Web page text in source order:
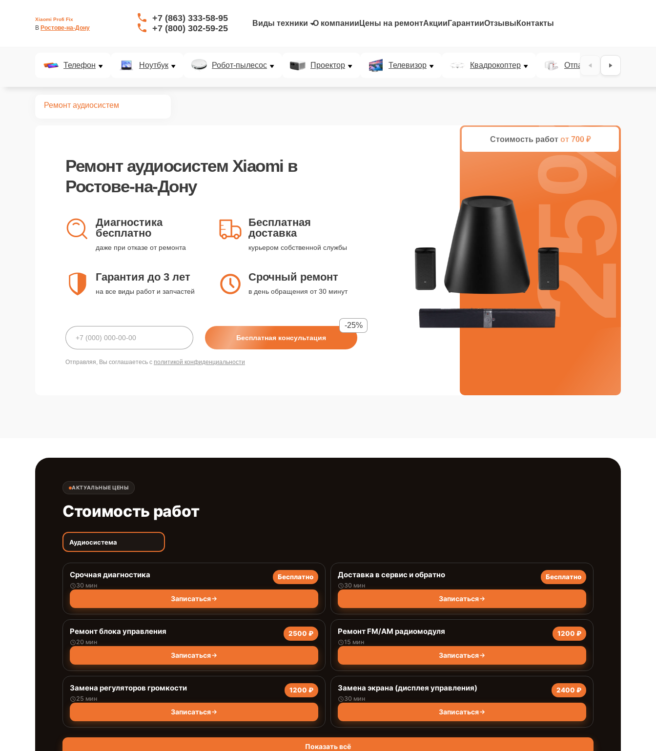
Xiaomi Profi Fix
В Ростове-на-Дону
+7 (863) 333-58-95
+7 (800) 302-59-25
Виды техники О компании Цены на ремонтАкции ГарантииОтзывы Контакты
Телефон Ноутбук Робот-пылесос Проектор Телевизор Квадрокоптер Отпариватель
Ремонт аудиосистем
Ремонт аудиосистем Xiaomi в
Ростове-на-Дону
Диагностика
бесплатно
даже при отказе от ремонта
Бесплатная
доставка
курьером собственной службы
Гарантия до 3 лет
на все виды работ и запчастей
Срочный ремонт
в день обращения от 30 минут
Бесплатная консультация
-25%
Отправляя, Вы соглашаетесь с политикой конфиденциальности
Стоимость работ от 700 ₽
25%
АКТУАЛЬНЫЕ ЦЕНЫ
Стоимость работ
Аудиосистема
Срочная диагностика
30 мин
Бесплатно
Записаться
Доставка в сервис и обратно
30 мин
Бесплатно
Записаться
Ремонт блока управления
20 мин
2500 ₽
Записаться
Ремонт FM/AM радиомодуля
15 мин
1200 ₽
Записаться
Замена регуляторов громкости
25 мин
1200 ₽
Записаться
Замена экрана (дисплея управления)
30 мин
2400 ₽
Записаться
Показать всё